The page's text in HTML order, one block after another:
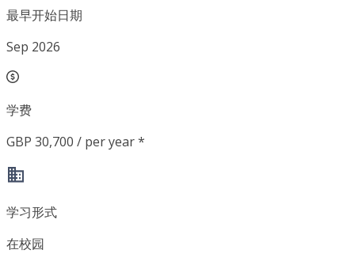
最早开始日期
Sep 2026
学费
GBP 30,700 / per year *
学习形式
在校园